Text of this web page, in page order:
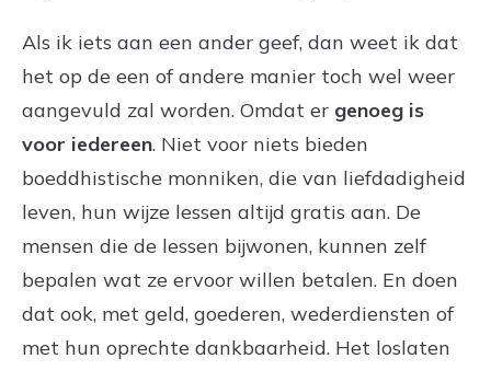
Als ik iets aan een ander geef, dan weet ik dat
het op de een of andere manier toch wel weer
aangevuld zal worden. Omdat er genoeg is
voor iedereen. Niet voor niets bieden
boeddhistische monniken, die van liefdadigheid
leven, hun wijze lessen altijd gratis aan. De
mensen die de lessen bijwonen, kunnen zelf
bepalen wat ze ervoor willen betalen. En doen
dat ook, met geld, goederen, wederdiensten of
met hun oprechte dankbaarheid. Het loslaten